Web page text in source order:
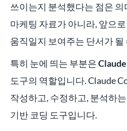
쓰이는지 분석했다는 점은
마케팅 자료가 아니라, 앞으
움직일지 보여주는 단서가 될
특히 눈에 띄는 부분은
도구의 역할입니다. Claude
작성하고, 수정하고, 분석하
기반 코딩 도구입니다.